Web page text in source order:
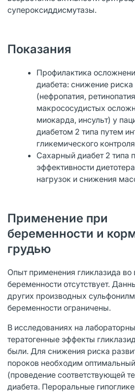
супероксиддисмутазы.
Показания
Профилактика
диабета: снижение
(нефропатия,
макрососудистых
миокарда, инсульт) у
диабетом 2 типа путем
гликемического
Сахарный диабет 2 типа
эффективности
нагрузок и снижения
Применение при
беременности и
грудью
Опыт применения гликлазида во
беременности отсутствует.
других производных
беременности ограничены.
В исследованиях на
тератогенные эффекты
были. Для снижения риска
пороков необходим
(проведение соответствующей
диабета. Пероральные